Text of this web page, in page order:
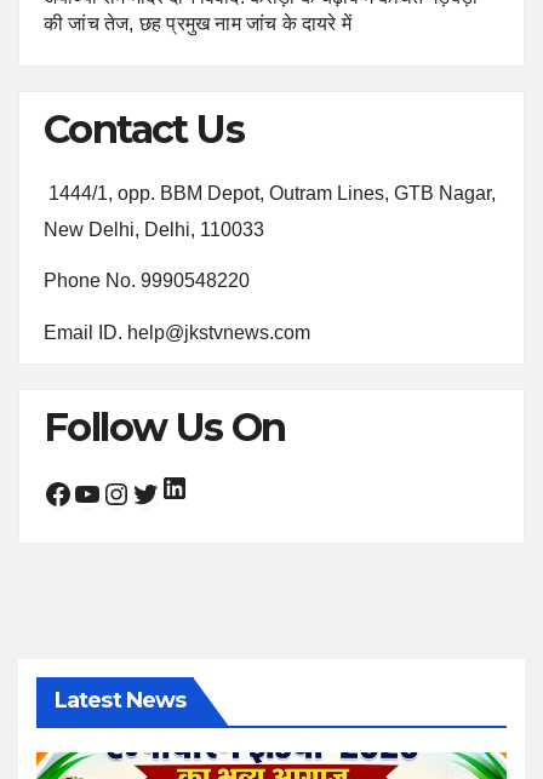
की जांच तेज, छह प्रमुख नाम जांच के दायरे में
Contact Us
1444/1, opp. BBM Depot, Outram Lines, GTB Nagar,
New Delhi, Delhi, 110033
Phone No. 9990548220
Email ID. help@jkstvnews.com
Follow Us On
Facebook YouTube Instagram Twitter LinkedIn
Latest News